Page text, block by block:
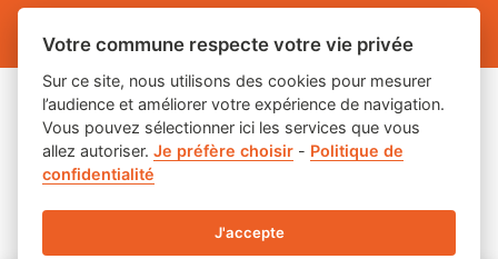
Mentions légales-- Gestion des cookies
Les labels
Votre commune respecte votre vie privée
Sur ce site, nous utilisons des cookies pour mesurer
l’audience et améliorer votre expérience de navigation.
Vous pouvez sélectionner ici les services que vous
allez autoriser.Je préfère choisir - Politique de
confidentialité
J'accepte